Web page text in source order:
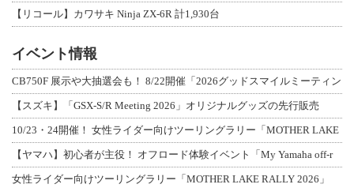
【リコール】カワサキ Ninja ZX-6R 計1,930台
イベント情報
CB750F 展示や大抽選会も！ 8/22開催「2026グッドスマイルミーティン
【スズキ】「GSX-S/R Meeting 2026」オリジナルグッズの先行販売
10/23・24開催！ 女性ライダー向けツーリングラリー「MOTHER LAKE
【ヤマハ】初心者が主役！ オフロード体験イベント「My Yamaha off-r
女性ライダー向けツーリングラリー「MOTHER LAKE RALLY 2026」